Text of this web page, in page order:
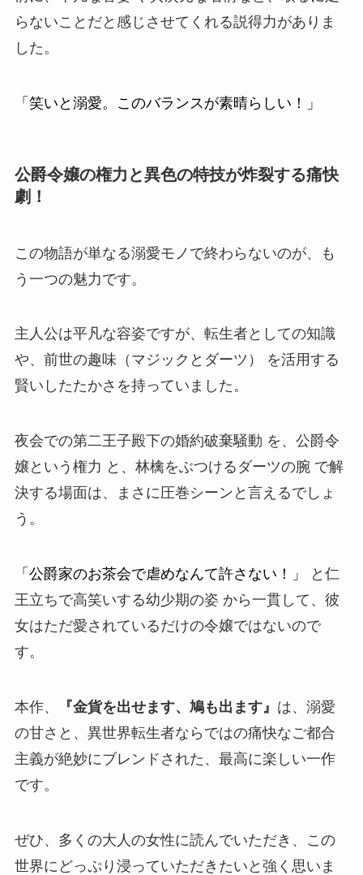
らないことだと感じさせてくれる説得力がありま
した。
「笑いと溺愛。このバランスが素晴らしい！」
公爵令嬢の権力と異色の特技が炸裂する痛快
劇！
この物語が単なる溺愛モノで終わらないのが、も
う一つの魅力です。
主人公は平凡な容姿ですが、転生者としての知識
や、前世の趣味（マジックとダーツ）
を活用する
賢いしたたかさ を持っていました。
夜会での第二王子殿下の婚約破棄騒動 を、公爵令
嬢という権力 と、林檎をぶつけるダーツの腕 で解
決する場面は、まさに圧巻シーンと言えるでしょ
う。
「公爵家のお茶会で虐めなんて許さない！」
と仁
王立ちで高笑いする幼少期の姿 から一貫して、彼
女はただ愛されているだけの令嬢ではないので
す。
本作、 『金貨を出せます、鳩も出ます』 は、溺愛
の甘さと、異世界転生者ならではの痛快なご都合
主義が絶妙にブレンドされた、最高に楽しい一作
です。
ぜひ、多くの大人の女性に読んでいただき、この
世界にどっぷり浸っていただきたいと強く思いま